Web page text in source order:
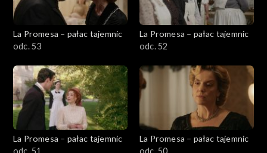
La Promesa – pałac tajemnic
odc. 53
La Promesa – pałac tajemnic
odc. 52
La Promesa – pałac tajemnic
odc. 51
La Promesa – pałac tajemnic
odc. 50